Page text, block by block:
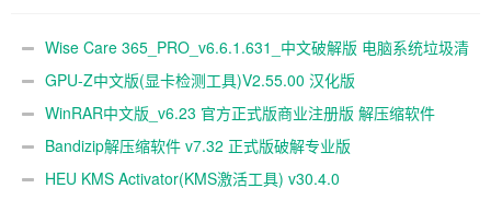
Wise Care 365_PRO_v6.6.1.631_中文破解版 电脑系统垃圾清
理软件GPU-Z中文版(显卡检测工具)V2.55.00 汉化版
WinRAR中文版_v6.23 官方正式版商业注册版 解压缩软件
Bandizip解压缩软件 v7.32 正式版破解专业版
HEU KMS Activator(KMS激活工具) v30.4.0